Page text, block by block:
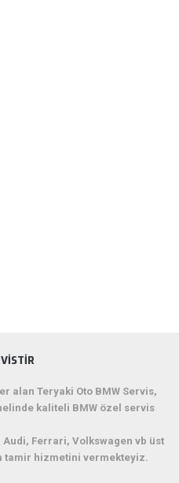
alan Teryaki Oto BMW Servis,
kaliteli BMW özel servis
Ferrari, Volkswagen vb üst
tamir hizmetini vermekteyiz.